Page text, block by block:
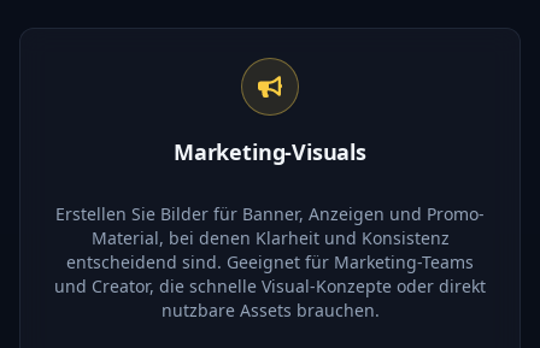
Marketing-Visuals
Erstellen Sie Bilder für Banner, Anzeigen und Promo-
Material, bei denen Klarheit und Konsistenz
entscheidend sind. Geeignet für Marketing-Teams
und Creator, die schnelle Visual-Konzepte oder direkt
nutzbare Assets brauchen.